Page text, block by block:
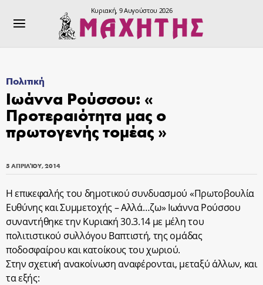
Κυριακή, 9 Αυγούστου 2026
Πολιτική
Ιωάννα Ρούσσου: «
Προτεραιότητα μας ο
πρωτογενής τομέας »
5 ΑΠΡΙΛΊΟΥ, 2014
Η επικεφαλής του δημοτικού συνδυασμού «Πρωτοβουλία
Ευθύνης και Συμμετοχής – Αλλά…ζω» Ιωάννα Ρούσσου
συναντήθηκε την Κυριακή 30.3.14 με μέλη του
πολιτιστικού συλλόγου Βαπτιστή, της ομάδας
ποδοσφαίρου και κατοίκους του χωριού.
Στην σχετική ανακοίνωση αναφέρονται, μεταξύ άλλων, και
τα εξής: